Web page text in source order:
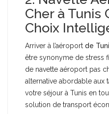
Cher à Tunis
Choix
Arriver à l’aéroport de
être synonyme de stress
de navette aéroport pas
alternative abordable aux
votre séjour à Tunis en
solution de transport